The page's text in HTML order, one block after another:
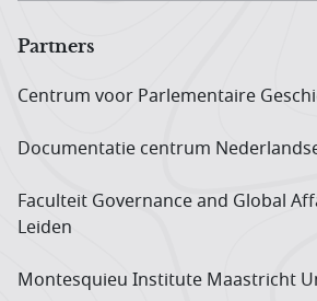
Partners
Centrum voor Parlementaire
Documentatie centrum
Faculteit Governance and Global
Leiden
Montesquieu Institute Maastricht